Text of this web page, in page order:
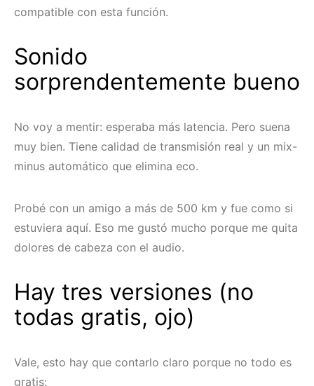
compatible con esta función.
Sonido
sorprendentemente bueno
No voy a mentir: esperaba más latencia. Pero suena
muy bien. Tiene calidad de transmisión real y un mix-
minus automático que elimina eco.
Probé con un amigo a más de 500 km y fue como si
estuviera aquí. Eso me gustó mucho porque me quita
dolores de cabeza con el audio.
Hay tres versiones (no
todas gratis, ojo)
Vale, esto hay que contarlo claro porque no todo es
gratis: